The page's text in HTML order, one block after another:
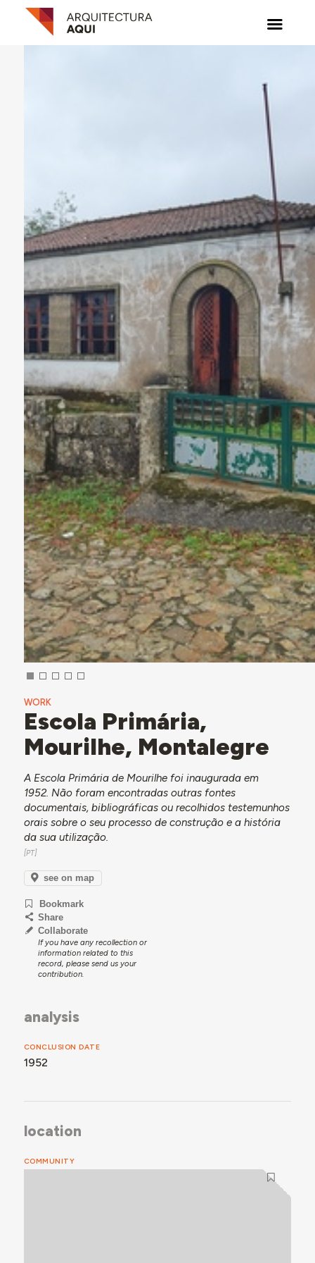
WORK
Escola Primária,
Mourilhe, Montalegre
A Escola Primária de Mourilhe foi inaugurada em
1952. Não foram encontradas outras fontes
documentais, bibliográficas ou recolhidos testemunhos
orais sobre o seu processo de construção e a história
da sua utilização.
see on map
Bookmark
Share
Collaborate
If you have any recollection or
information related to this
record, please send us your
contribution.
analysis
CONCLUSION DATE
1952
location
COMMUNITY